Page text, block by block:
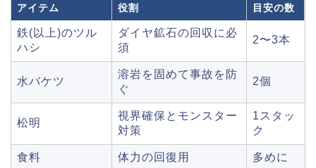
アイテム 役割 目安の数
鉄(以上)のツル
ハシ
ダイヤ鉱石の回収に必
須
2〜3本
水バケツ
溶岩を固めて事故を防
ぐ
2個
松明
視界確保とモンスター
対策
1スタッ
ク
食料 体力の回復用 多めに